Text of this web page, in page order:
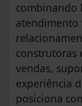
combinando
atendimento
construtoras
vendas,
experiência
posiciona